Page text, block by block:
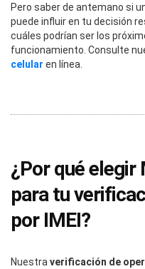
Pero saber de antemano si
puede influir en tu decisión
cuáles podrían ser los
funcionamiento. Consulte
celular en línea.
¿Por qué elegir
para tu
por IMEI?
Nuestra verificación de